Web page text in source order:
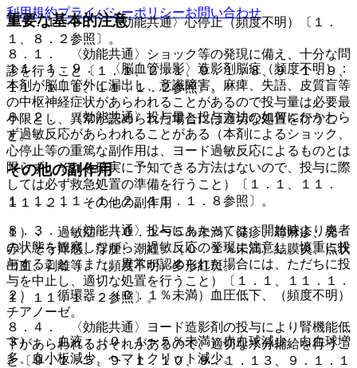
重要な基本的注意
８．１． 〈効能共通〉ショック等の発現に備え、十分な問
診を行うこと〔１．１、２．１、９．１．８、９．１．９、
１１．１．１、１１．１．２参照〕。
８．２． 〈効能共通〉投与量と投与方法の如何にかかわら
ず過敏反応があらわれることがある（本剤によるショック、
心停止等の重篤な副作用は、ヨード過敏反応によるものとは
限らず、それを確実に予知できる方法はないので、投与に際
しては必ず救急処置の準備を行うこと）〔１．１、１１．
１．１、１１．１．２、１１．１．８参照〕。
８．３． 〈効能共通〉投与にあたっては、開始時より患者
の状態を観察しながら、過敏反応の発現に注意し、慎重に投
与すること（また、異常が認められた場合には、ただちに投
与を中止し、適切な処置を行うこと）〔１．１、１１．１．
１、１１．１．２参照〕。
８．４． 〈効能共通〉ヨード造影剤の投与により腎機能低
下があらわれるおそれがあるので、適切な水分補給を行うこ
と〔９．１．５、９．１．１０、９．１．１３、９．１．１
１１．１．８． 〈効能共通〉心停止（頻度不明）〔１．
１、８．２参照〕。
１１．１．９． 〈脳血管撮影〉造影剤脳症（頻度不明）：
本剤が脳血管外に漏出し、意識障害、麻痺、失語、皮質盲等
の中枢神経症状があらわれることがあるので投与量は必要最
小限とし、異常が認められた場合には適切な処置を行うこ
と。
その他の副作用
１１．２． その他の副作用
１）． 過敏症：（０．１〜５％未満）発疹、蕁麻疹、発
赤、そう痒感、浮腫、潮紅、（０．１％未満）結膜炎、点状
出血、剥離等、（頻度不明）多形紅斑。
２）． 循環器：（０．１％未満）血圧低下、（頻度不明）
チアノーゼ。
３）． 血液：（０．１〜５％未満）赤血球減少、白血球増
多、血小板減少、ヘマトクリット減少。
利用規約プライバシーポリシーお問い合わせ